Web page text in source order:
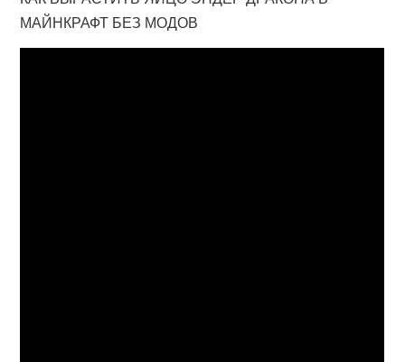
МАЙНКРАФТ БЕЗ МОДОВ